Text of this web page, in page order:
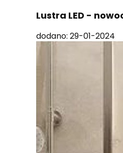
Lustra LED -
dodano: 29-01-2024